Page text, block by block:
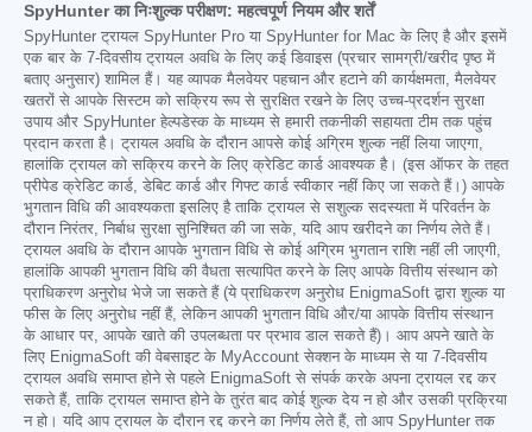
SpyHunter का निःशुल्क परीक्षण: महत्वपूर्ण नियम और शर्तें
SpyHunter ट्रायल SpyHunter Pro या SpyHunter for Mac के लिए है और इसमें
एक बार के 7-दिवसीय ट्रायल अवधि के लिए कई डिवाइस (प्रचार सामग्री/खरीद पृष्ठ में
बताए अनुसार) शामिल हैं। यह व्यापक मैलवेयर पहचान और हटाने की कार्यक्षमता, मैलवेयर
खतरों से आपके सिस्टम को सक्रिय रूप से सुरक्षित रखने के लिए उच्च-प्रदर्शन सुरक्षा
उपाय और SpyHunter हेल्पडेस्क के माध्यम से हमारी तकनीकी सहायता टीम तक पहुंच
प्रदान करता है। ट्रायल अवधि के दौरान आपसे कोई अग्रिम शुल्क नहीं लिया जाएगा,
हालांकि ट्रायल को सक्रिय करने के लिए क्रेडिट कार्ड आवश्यक है। (इस ऑफर के तहत
प्रीपेड क्रेडिट कार्ड, डेबिट कार्ड और गिफ्ट कार्ड स्वीकार नहीं किए जा सकते हैं।) आपके
भुगतान विधि की आवश्यकता इसलिए है ताकि ट्रायल से सशुल्क सदस्यता में परिवर्तन के
दौरान निरंतर, निर्बाध सुरक्षा सुनिश्चित की जा सके, यदि आप खरीदने का निर्णय लेते हैं।
ट्रायल अवधि के दौरान आपके भुगतान विधि से कोई अग्रिम भुगतान राशि नहीं ली जाएगी,
हालांकि आपकी भुगतान विधि की वैधता सत्यापित करने के लिए आपके वित्तीय संस्थान को
प्राधिकरण अनुरोध भेजे जा सकते हैं (ये प्राधिकरण अनुरोध EnigmaSoft द्वारा शुल्क या
फीस के लिए अनुरोध नहीं हैं, लेकिन आपकी भुगतान विधि और/या आपके वित्तीय संस्थान
के आधार पर, आपके खाते की उपलब्धता पर प्रभाव डाल सकते हैं)। आप अपने खाते के
लिए EnigmaSoft की वेबसाइट के MyAccount सेक्शन के माध्यम से या 7-दिवसीय
ट्रायल अवधि समाप्त होने से पहले EnigmaSoft से संपर्क करके अपना ट्रायल रद्द कर
सकते हैं, ताकि ट्रायल समाप्त होने के तुरंत बाद कोई शुल्क देय न हो और उसकी प्रक्रिया
न हो। यदि आप ट्रायल के दौरान रद्द करने का निर्णय लेते हैं, तो आप SpyHunter तक